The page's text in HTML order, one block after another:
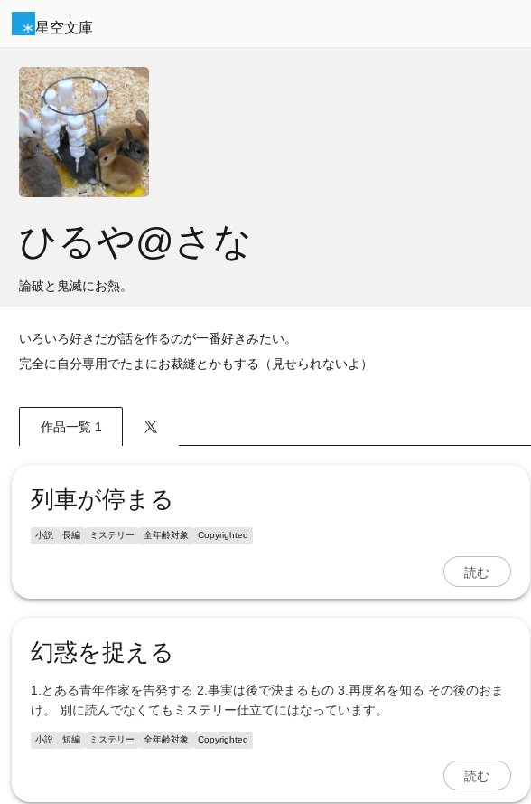
星空文庫
ひるや@さな
論破と鬼滅にお熱。
いろいろ好きだが話を作るのが一番好きみたい。
完全に自分専用でたまにお裁縫とかもする（見せられないよ）
作品一覧 1
列車が停まる
小説 長編 ミステリー 全年齢対象 Copyrighted
読む
幻惑を捉える
1.とある青年作家を告発する 2.事実は後で決まるもの 3.再度名を知る その後のおま
け。 別に読んでなくてもミステリー仕立てにはなっています。
小説 短編 ミステリー 全年齢対象 Copyrighted
読む